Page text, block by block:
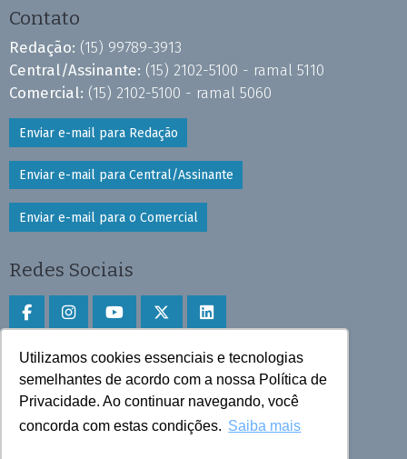
Utilizamos cookies essenciais e tecnologias
semelhantes de acordo com a nossa Política de
Privacidade. Ao continuar navegando, você
concorda com estas condições. Saiba mais
Contato
Redação: (15) 99789-3913
Central/Assinante: (15) 2102-5100 - ramal 5110
Comercial: (15) 2102-5100 - ramal 5060
Enviar e-mail para Redação
Enviar e-mail para Central/Assinante
Enviar e-mail para o Comercial
Redes Sociais
Faça download do aplicativo
Play Store e App Store